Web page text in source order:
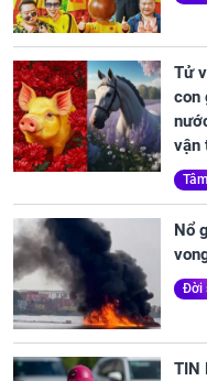
Tử
con
vận
Nổ
Đời
TIN